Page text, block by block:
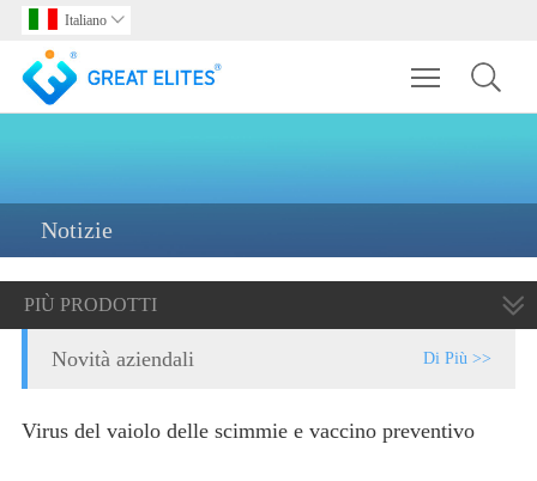
Italiano 
Toggle
Notizie
PIÙ PRODOTTI
Novità aziendali Di Più >>
Virus del vaiolo delle scimmie e vaccino preventivo